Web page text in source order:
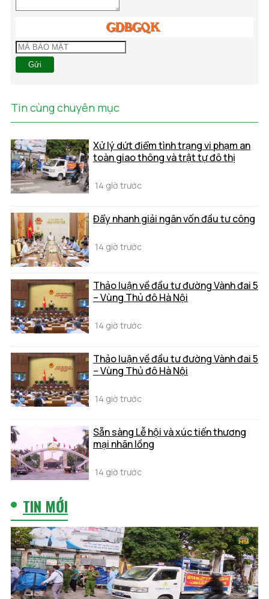
Gửi
Tin cùng chuyên mục
Xử lý dứt điểm tình trạng vi phạm an
toàn giao thông và trật tự đô thị
14 giờ trước
Đẩy nhanh giải ngân vốn đầu tư công
14 giờ trước
Thảo luận về đầu tư đường Vành đai 5
– Vùng Thủ đô Hà Nội
14 giờ trước
Thảo luận về đầu tư đường Vành đai 5
– Vùng Thủ đô Hà Nội
14 giờ trước
Sẵn sàng Lễ hội và xúc tiến thương
mại nhãn lồng
14 giờ trước
TIN MỚI